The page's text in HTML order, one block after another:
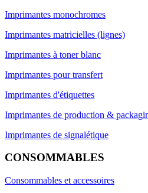
Imprimantes monochromes
Imprimantes matricielles (lignes)
Imprimantes à toner blanc
Imprimantes pour transfert
Imprimantes d'étiquettes
Imprimantes de production &
Imprimantes de signalétique
CONSOMMABLES
Consommables et accessoires